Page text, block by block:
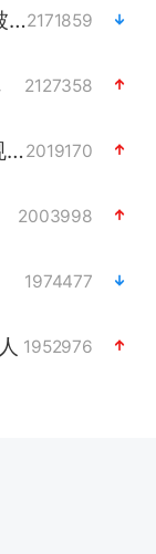
官方通报教师招聘笔试前13名被淘汰2171859
2127358
广东雷州通报特教老师招聘违规事件2019170
2003998
1974477
1952976